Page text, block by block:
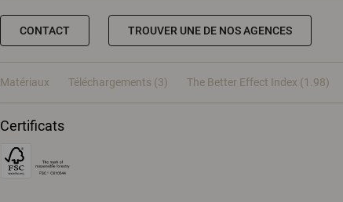
CONTACT TROUVER UNE DE NOS AGENCES
Matériaux Téléchargements (3) The Better Effect Index (1.98)
Certificats